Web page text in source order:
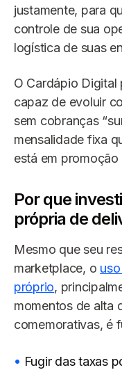
justamente, para
controle de sua
logística de suas
O Cardápio Digital
capaz de evoluir
sem cobranças
mensalidade fixa
está em
Por que
própria de
Mesmo que seu
marketplace, o
próprio,
momentos de alta
comemorativas, é
Fugir das taxas